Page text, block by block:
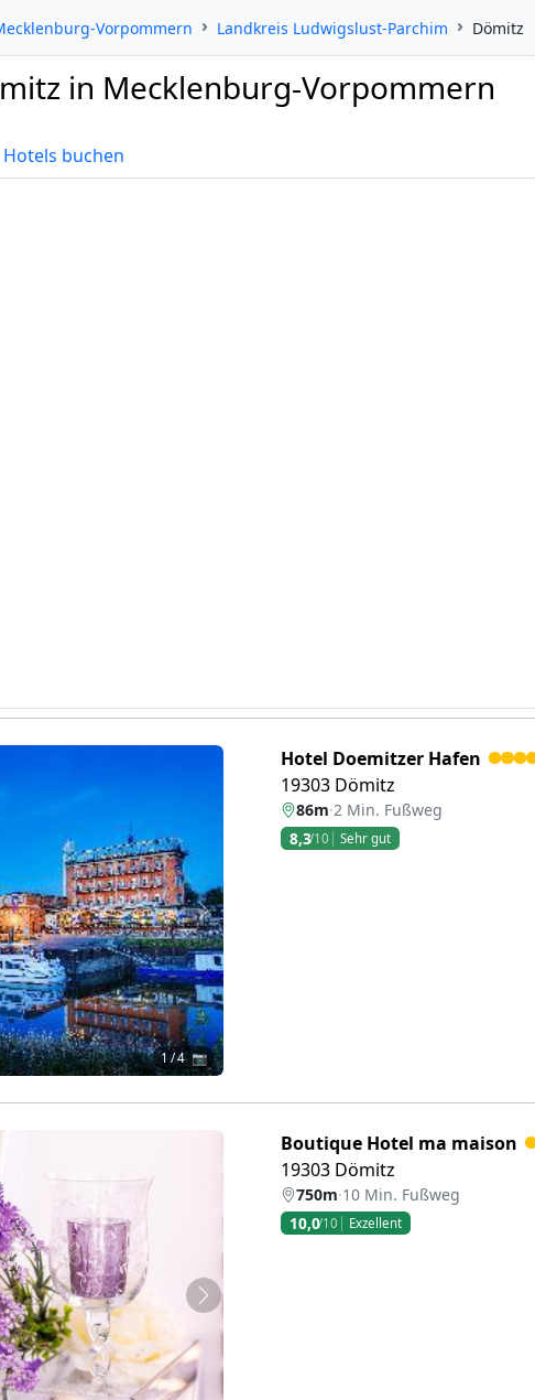
Vorpommern Landkreis Ludwigslust-Parchim Dömitz
in Mecklenburg-Vorpommern
Hotels buchen
Weiter
1/ 4 📷
Hotel Doemitzer Hafen
19303 Dömitz
86m·2 Min. Fußweg
8,3/10 Sehr gut
Weiter
Boutique Hotel ma maison
19303 Dömitz
750m·10 Min. Fußweg
10,0/10 Exzellent